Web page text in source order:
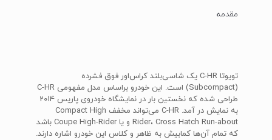
مقدمه
تویوتا C-HR یک شاسی‌بلند کراس‌اور فوق فشرده
(Subcompact) است. این خودرو براساس مدل مفهومی C-HR
طراحی شده که نخستین بار در نمایشگاه خودروی پاریس 2014
به نمایش در آمد. C-HR می‌تواند مخفف Compact High
Rider، Cross Hatch Run-about و یا Coupe High-Rider باشد
که تمام آن‌ها کمابیش به ظاهر و کلاس این خودرو اشاره دارند.